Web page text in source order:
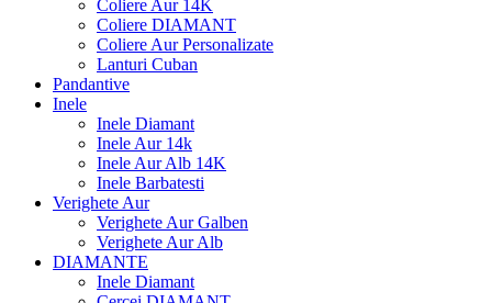
Coliere Aur 14K
Coliere DIAMANT
Coliere Aur Personalizate
Lanturi Cuban
Pandantive
Inele
Inele Diamant
Inele Aur 14k
Inele Aur Alb 14K
Inele Barbatesti
Verighete Aur
Verighete Aur Galben
Verighete Aur Alb
DIAMANTE
Inele Diamant